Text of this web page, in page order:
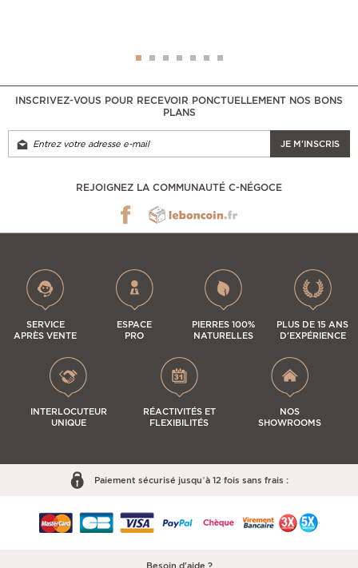
INSCRIVEZ-VOUS POUR RECEVOIR PONCTUELLEMENT NOS BONS
PLANS
JE M'INSCRIS
REJOIGNEZ LA COMMUNAUTÉ C-NÉGOCE
SERVICE
APRÈS VENTE
ESPACE
PRO
PIERRES 100%
NATURELLES
PLUS DE 15 ANS
D'EXPÉRIENCE
INTERLOCUTEUR
UNIQUE
RÉACTIVITÉS ET
FLEXIBILITÉS
NOS
SHOWROOMS
Paiement sécurisé jusqu’à 12 fois sans frais :